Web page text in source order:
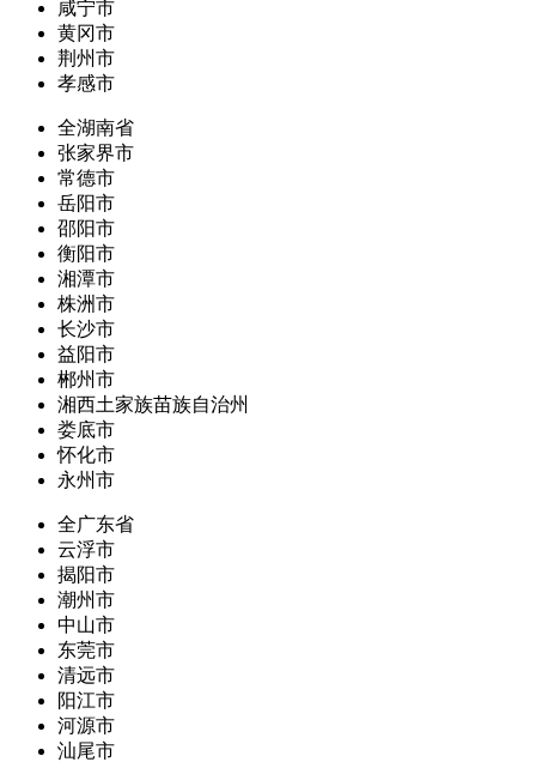
咸宁市
黄冈市
荆州市
孝感市
全湖南省
张家界市
常德市
岳阳市
邵阳市
衡阳市
湘潭市
株洲市
长沙市
益阳市
郴州市
湘西土家族苗族自治州
娄底市
怀化市
永州市
全广东省
云浮市
揭阳市
潮州市
中山市
东莞市
清远市
阳江市
河源市
汕尾市